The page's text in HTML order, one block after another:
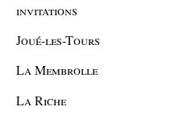
invitations
Joué-les-Tours
La Membrolle
La Riche